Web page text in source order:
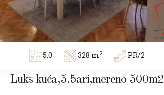
5.0 328 m2 PR/2
Luks kuća,5.5ari,mereno 500m2